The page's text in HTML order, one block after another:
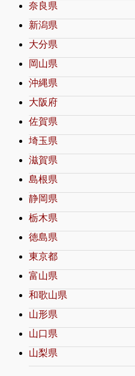
奈良県
新潟県
大分県
岡山県
沖縄県
大阪府
佐賀県
埼玉県
滋賀県
島根県
静岡県
栃木県
徳島県
東京都
富山県
和歌山県
山形県
山口県
山梨県